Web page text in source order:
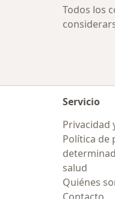
Todos los
Servicio
Privacidad
Política de
salud
Quiénes